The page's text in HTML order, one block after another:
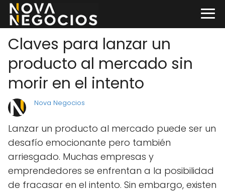
Claves para lanzar un
producto al mercado sin
morir en el intento
Nova Negocios
Lanzar un producto al mercado puede ser un
desafío emocionante pero también
arriesgado. Muchas empresas y
emprendedores se enfrentan a la posibilidad
de fracasar en el intento. Sin embargo, existen